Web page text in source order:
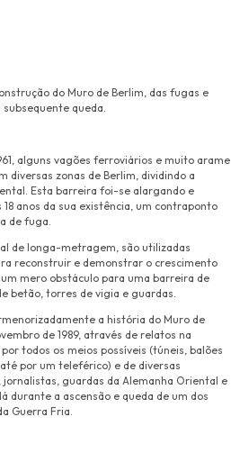
do Muro de Berlim, das fugas e
queda.
alguns vagões ferroviários e muito arame
diversas zonas de Berlim, dividindo a
Esta barreira foi-se alargando e
anos da sua existência, um contraponto
de fuga.
de longa-metragem, são utilizadas
reconstruir e demonstrar o crescimento
mero obstáculo para uma barreira de
betão, torres de vigia e guardas.
a história do Muro de
de 1989, através de relatos na
todos os meios possíveis (túneis, balões
por um teleférico) e de diversas
guardas da Alemanha Oriental e
durante a ascensão e queda de um dos
Guerra Fria.